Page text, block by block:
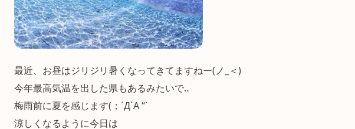
最近、お昼はジリジリ暑くなってきてますねー(ノ_＜)
今年最高気温を出した県もあるみたいで‥
梅雨前に夏を感じます(；´Д`A “`
涼しくなるように今日は